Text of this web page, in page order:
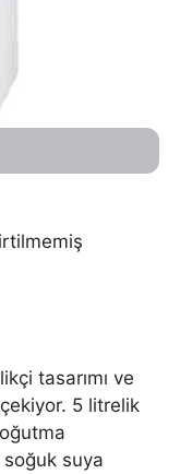
tasarımı ve
5 litrelik
soğuk suya